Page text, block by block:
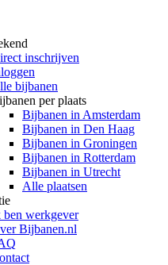
inschrijven
bijbanen
per plaats
Bijbanen in Amsterdam
Bijbanen in Den Haag
Bijbanen in Groningen
Bijbanen in Rotterdam
Bijbanen in Utrecht
Alle plaatsen
ben werkgever
Bijbanen.nl